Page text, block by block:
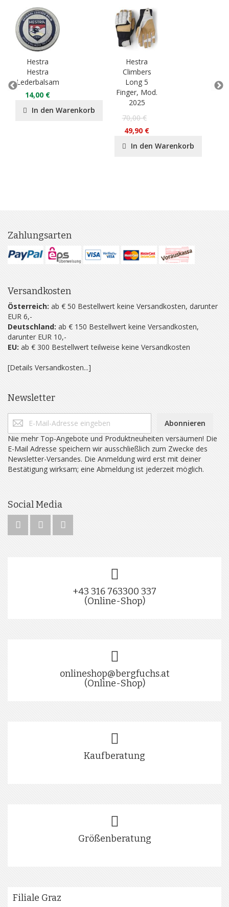
Hestra
Hestra
Lederbalsam
14,00 €
In den Warenkorb
Hestra
Climbers
Long 5
Finger, Mod.
2025
70,00 €
49,90 €
In den Warenkorb
Zahlungsarten
Versandkosten
Österreich: ab € 50 Bestellwert keine Versandkosten, darunter
EUR 6,-
Deutschland: ab € 150 Bestellwert keine Versandkosten,
darunter EUR 10,-
EU: ab € 300 Bestellwert teilweise keine Versandkosten
[Details Versandkosten...]
Newsletter
Abonnieren
Nie mehr Top-Angebote und Produktneuheiten versäumen! Die
E-Mail Adresse speichern wir ausschließlich zum Zwecke des
Newsletter-Versandes. Die Anmeldung wird erst mit deiner
Bestätigung wirksam; eine Abmeldung ist jederzeit möglich.
Social Media
+43 316 763300 337
(Online-Shop)
onlineshop@bergfuchs.at
(Online-Shop)
Kaufberatung
Größenberatung
Filiale Graz